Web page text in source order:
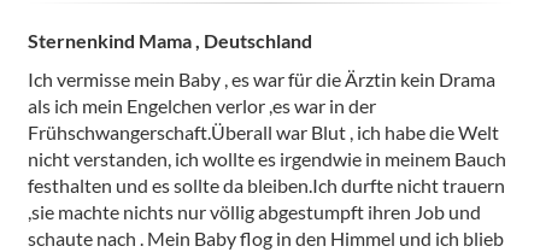
Sternenkind Mama , Deutschland
Ich vermisse mein Baby , es war für die Ärztin kein Drama
als ich mein Engelchen verlor ,es war in der
Frühschwangerschaft.Überall war Blut , ich habe die Welt
nicht verstanden, ich wollte es irgendwie in meinem Bauch
festhalten und es sollte da bleiben.Ich durfte nicht trauern
,sie machte nichts nur völlig abgestumpft ihren Job und
schaute nach . Mein Baby flog in den Himmel und ich blieb